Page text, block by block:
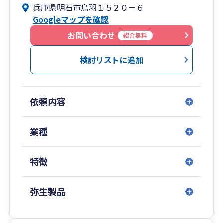
兵庫県明石市鳥羽１５２０－６
Googleマップを確認
お問い合わせ
紹介無料
検討リストに追加
依頼内容
業種
特徴
弥生製品